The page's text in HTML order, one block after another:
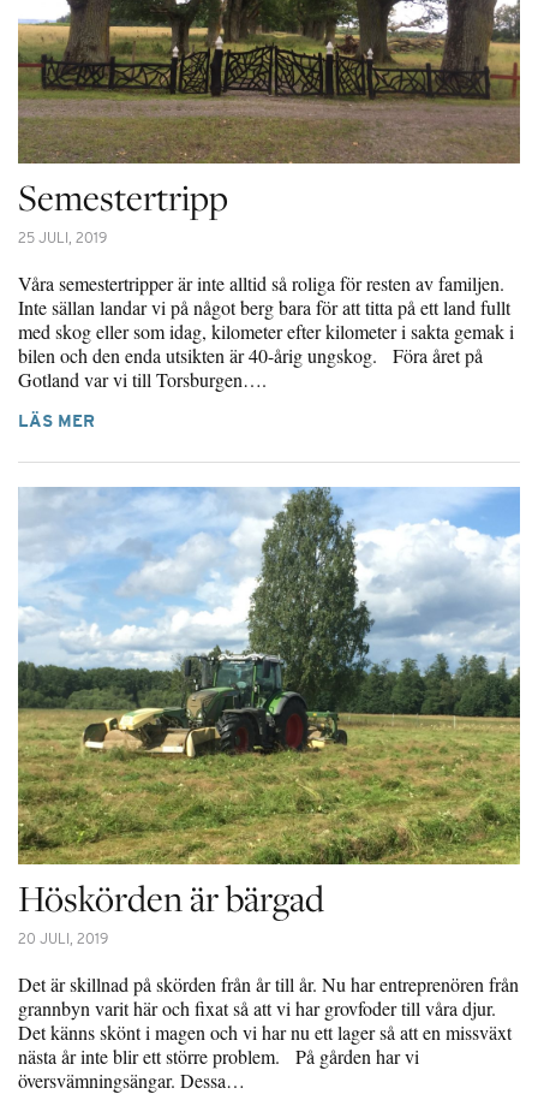
Semestertripp
25 JULI, 2019
Våra semestertripper är inte alltid så roliga för resten av familjen.
Inte sällan landar vi på något berg bara för att titta på ett land fullt
med skog eller som idag, kilometer efter kilometer i sakta gemak i
bilen och den enda utsikten är 40-årig ungskog. Föra året på
Gotland var vi till Torsburgen….
LÄS MER
Höskörden är bärgad
20 JULI, 2019
Det är skillnad på skörden från år till år. Nu har entreprenören från
grannbyn varit här och fixat så att vi har grovfoder till våra djur.
Det känns skönt i magen och vi har nu ett lager så att en missväxt
nästa år inte blir ett större problem. På gården har vi
översvämningsängar. Dessa…